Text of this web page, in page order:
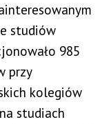
studiów
985
przy
kolegiów
studiach